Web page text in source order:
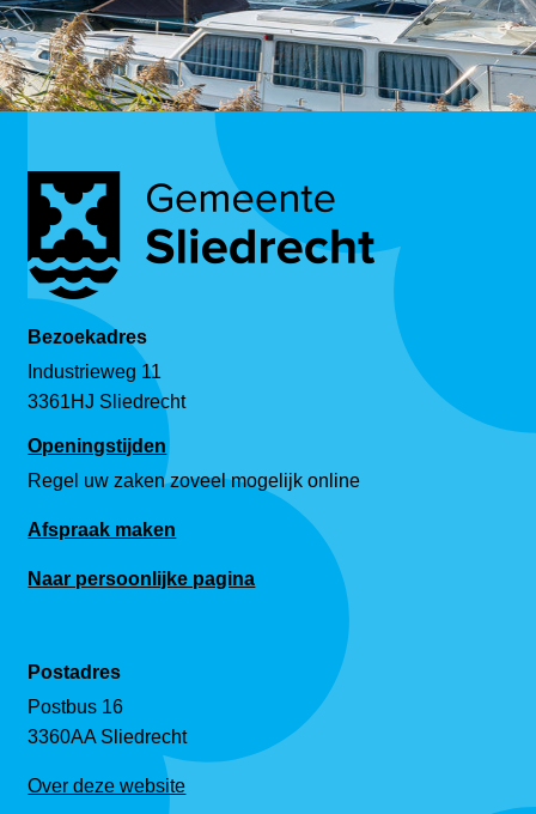
Bezoekadres
Industrieweg 11
3361HJ Sliedrecht
Openingstijden
Regel uw zaken zoveel mogelijk online
Afspraak maken
Naar persoonlijke pagina
Postadres
Postbus 16
3360AA Sliedrecht
Over deze website